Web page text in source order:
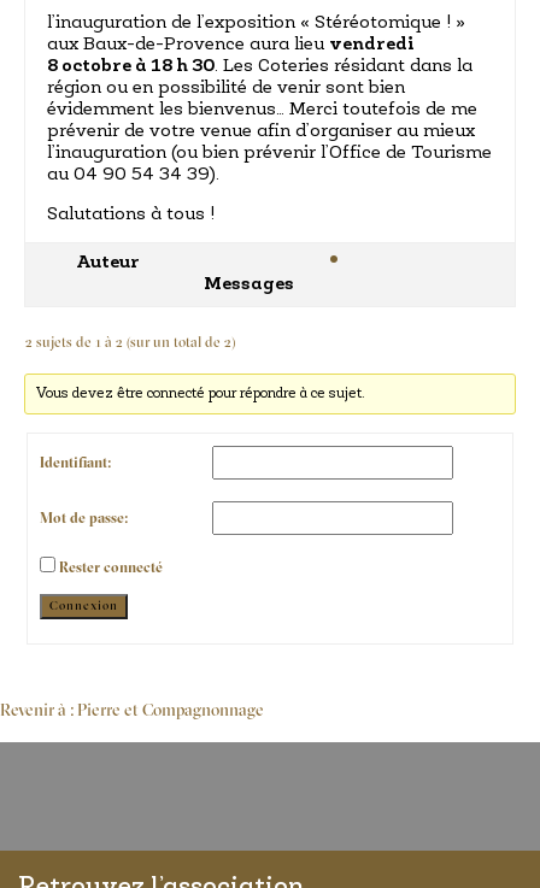
l’inauguration de l’exposition « Stéréotomique ! »
aux Baux-de-Provence aura lieu vendredi
8 octobre à 18 h 30. Les Coteries résidant dans la
région ou en possibilité de venir sont bien
évidemment les bienvenus… Merci toutefois de me
prévenir de votre venue afin d’organiser au mieux
l’inauguration (ou bien prévenir l’Office de Tourisme
au 04 90 54 34 39).
Salutations à tous !
Auteur
Messages
2 sujets de 1 à 2 (sur un total de 2)
Vous devez être connecté pour répondre à ce sujet.
Identifiant:
Mot de passe:
Rester connecté
Alternative:
Connexion
Revenir à : Pierre et Compagnonnage